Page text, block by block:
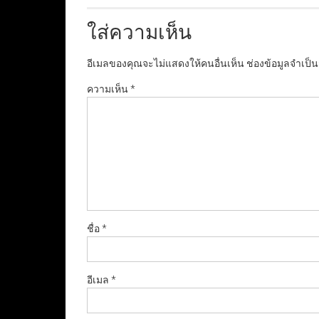
ใส่ความเห็น
อีเมลของคุณจะไม่แสดงให้คนอื่นเห็น ช่องข้อมูลจำเป็
ความเห็น*
ชื่อ*
อีเมล *